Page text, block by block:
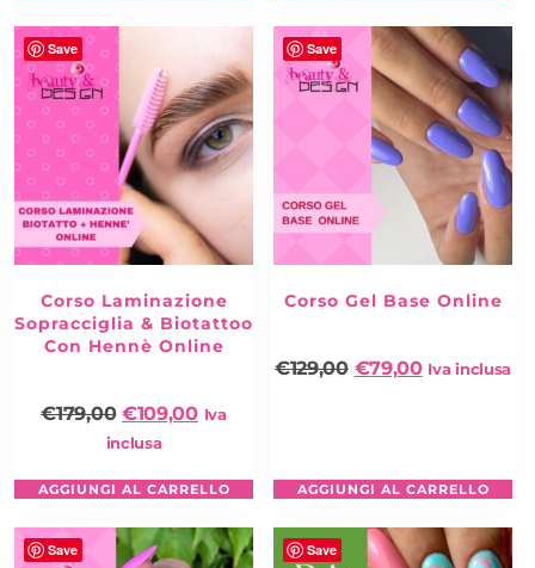
Save
Corso Laminazione
Sopracciglia & Biotattoo
Con Hennè Online
€179,00 €109,00 Iva
inclusa
AGGIUNGI AL CARRELLO
Save
Corso Gel Base Online
€129,00 €79,00 Iva inclusa
AGGIUNGI AL CARRELLO
Save Save